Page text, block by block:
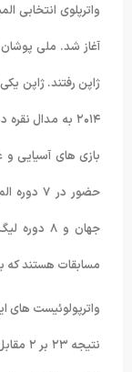
آغاز شد. ملی
ژاپن رفتند. ژاپن
جهان و ۸
مسابقات هستند که
واترپولوئیست های
نتیجه